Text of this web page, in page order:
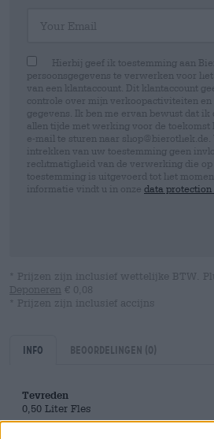
Hierbij geef ik toestemming aan
persoonsgegevens te verwerken voor
van een klantaccount. Dit klantaccount
controle over mijn verkoopactiviteiten
gegevens. Ik ben me ervan bewust dat ik
allen tijde met werking voor de toekomst
e-mail te sturen naar
intrekken van uw toestemming geen
rechtmatigheid van de verwerking die
toestemming is uitgevoerd tot het
informatie vindt u in onze data protection
* Prijzen zijn inclusief wettelijke BTW.
Deponeren € 0,08
* Prijzen zijn inclusief accijns
Info Beoordelingen (0)
Tevreden
0,50 Liter Fles